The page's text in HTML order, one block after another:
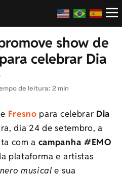
show de
celebrar Dia
de leitura: 2 min
Fresno para celebrar Dia
dia 24 de setembro, a
com a campanha #EMO
plataforma e artistas
musicale sua